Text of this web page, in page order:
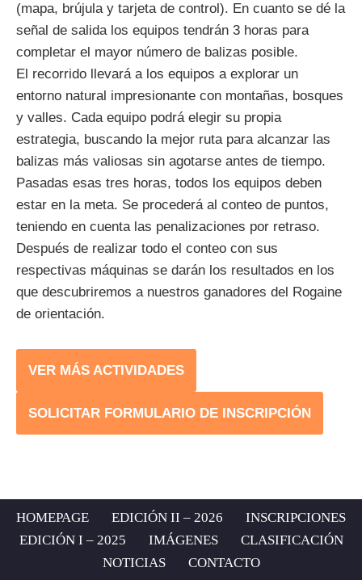
(mapa, brújula y tarjeta de control). En cuanto se dé la
señal de salida los equipos tendrán 3 horas para
completar el mayor número de balizas posible.
El recorrido llevará a los equipos a explorar un
entorno natural impresionante con montañas, bosques
y valles. Cada equipo podrá elegir su propia
estrategia, buscando la mejor ruta para alcanzar las
balizas más valiosas sin agotarse antes de tiempo.
Pasadas esas tres horas, todos los equipos deben
estar en la meta. Se procederá al conteo de puntos,
teniendo en cuenta las penalizaciones por retraso.
Después de realizar todo el conteo con sus
respectivas máquinas se darán los resultados en los
que descubriremos a nuestros ganadores del Rogaine
de orientación.
VER MÁS ACTIVIDADES
SOLICITAR FORMULARIO DE INSCRIPCIÓN
HOMEPAGE EDICIÓN II – 2026
INSCRIPCIONES
EDICIÓN I – 2025
IMÁGENES
CLASIFICACIÓN
NOTICIAS
CONTACTO